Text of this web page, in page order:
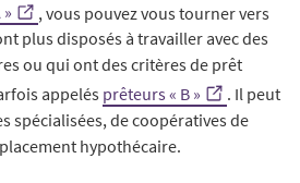
, vous pouvez vous tourner vers
plus disposés à travailler avec des
ou qui ont des critères de prêt
appelés prêteurs « B »
. Il peut
spécialisées, de coopératives de
hypothécaire.